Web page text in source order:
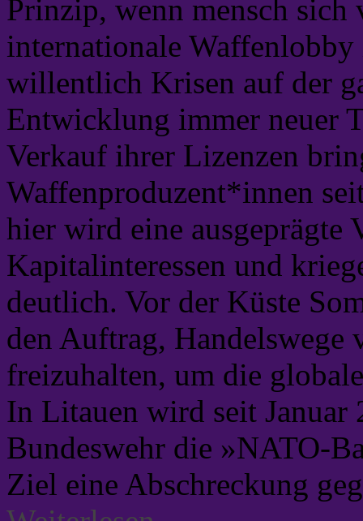
Prinzip, wenn mensch
internationale
willentlich Krisen auf der
Entwicklung immer neuer
Verkauf ihrer Lizenzen
Waffenproduzent*innen
hier wird eine ausgeprägte
Kapitalinteressen und
deutlich. Vor der Küste
den Auftrag, Handelswege
freizuhalten, um die
In Litauen wird seit Januar
Bundeswehr die »NATO-
Ziel eine Abschreckung